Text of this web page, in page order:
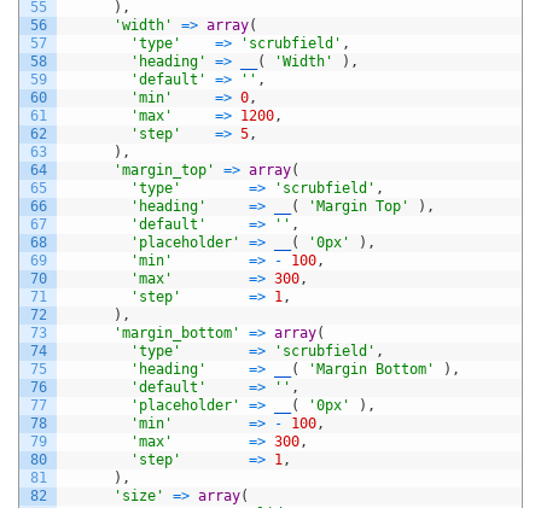
55
56
57
58
59
60
61
62
63
64
65
66
67
68
69
70
71
72
73
74
75
76
77
78
79
80
81
82
) ,
'width'
=> array(
'type'
=> 'scrubfield' ,
'heading'
=> ( 'Width' ) ,
'default'
=> '' ,
'min'
=> 0,
'max'
=> 1200,
'step'
=> 5,
) ,
'margin_top'
=> array(
'type'
=> 'scrubfield' ,
'heading'
=> ( 'Margin Top' ) ,
'default'
=> '' ,
'placeholder'
=> ( '0px' ) ,
'min'
=> - 100,
'max'
=> 300,
'step'
=> 1,
) ,
'margin_bottom'
=> array(
'type'
=> 'scrubfield' ,
'heading'
=> ( 'Margin Bottom' ) ,
'default'
=> '' ,
'placeholder'
=> ( '0px' ) ,
'min'
=> - 100,
'max'
=> 300,
'step'
=> 1,
) ,
'size'
=> array(